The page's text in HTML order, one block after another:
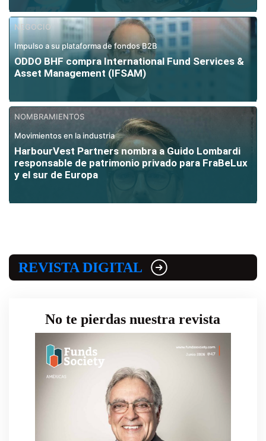
NEGOCIO
Impulso a su plataforma de fondos B2B
ODDO BHF compra International Fund Services &
Asset Management (IFSAM)
NOMBRAMIENTOS
Movimientos en la industria
HarbourVest Partners nombra a Guido Lombardi
responsable de patrimonio privado para FraBeLux
y el sur de Europa
REVISTA DIGITAL
No te pierdas nuestra revista